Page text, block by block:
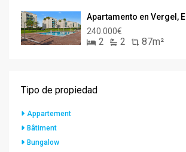
Apartamento en Vergel, El
240.000€
2 2 87m²
Tipo de propiedad
Appartement
Bâtiment
Bungalow